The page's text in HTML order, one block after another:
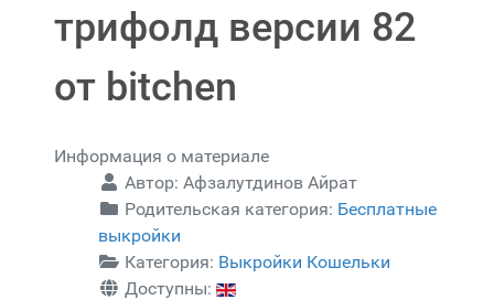
трифолд версии 82
от bitchen
Информация о материале
Автор: Афзалутдинов Айрат
Родительская категория: Бесплатные
выкройки
Категория: Выкройки Кошельки
Доступны: